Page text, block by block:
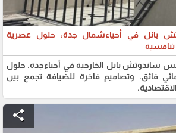
بانل في أحياءشمال جدة: حلول عصرية
ساندوتش بانل الخارجية في أحياءجدة. حلول
فائق، وتصاميم فاخرة للضيافة تجمع بين
share